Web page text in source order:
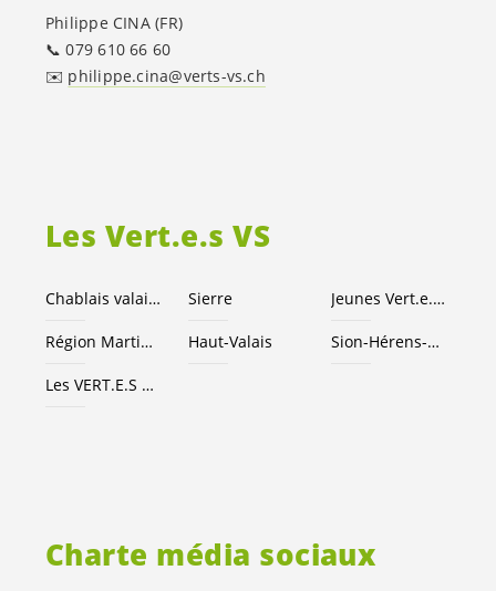
Philippe CINA (FR)
📞 079 610 66 60
✉️ philippe.cina@verts-vs.ch
Les Vert.e.s VS
Chablais valaisan Sierre Jeunes Vert.e.x.s
Région Martigny Haut-Valais Sion-Hérens-Conthey
Les VERT.E.S
Charte média sociaux